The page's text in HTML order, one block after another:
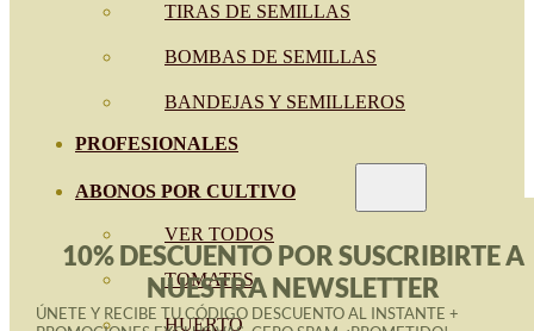
TIRAS DE SEMILLAS
BOMBAS DE SEMILLAS
BANDEJAS Y SEMILLEROS
PROFESIONALES
ABONOS POR CULTIVO
VER TODOS
TOMATES
HUERTO
10% DESCUENTO POR SUSCRIBIRTE A
NUESTRA NEWSLETTER
ÚNETE Y RECIBE TU CÓDIGO DESCUENTO AL INSTANTE +